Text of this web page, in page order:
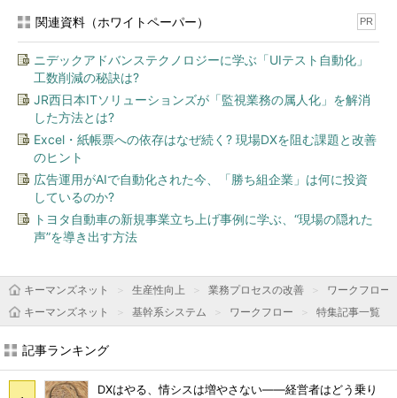
関連資料（ホワイトペーパー） PR
ニデックアドバンステクノロジーに学ぶ「UIテスト自動化」
工数削減の秘訣は?
JR西日本ITソリューションズが「監視業務の属人化」を解消
した方法とは?
Excel・紙帳票への依存はなぜ続く? 現場DXを阻む課題と改善
のヒント
広告運用がAIで自動化された今、「勝ち組企業」は何に投資
しているのか?
トヨタ自動車の新規事業立ち上げ事例に学ぶ、“現場の隠れた
声”を導き出す方法
キーマンズネット 生産性向上 業務プロセスの改善
ワークフロー
キーマンズネット
基幹系システム ワークフロー 特集記事一覧
記事ランキング
DXはやる、情シスは増やさない――経営者はどう乗り